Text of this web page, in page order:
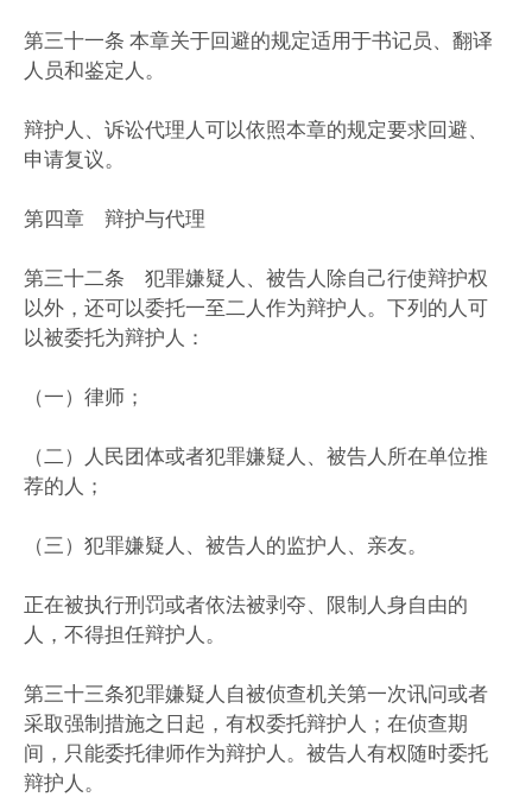
第三十一条 本章关于回避的规定适用于书记员、翻译
人员和鉴定人。
辩护人、诉讼代理人可以依照本章的规定要求回避、
申请复议。
第四章 辩护与代理
第三十二条 犯罪嫌疑人、被告人除自己行使辩护权
以外，还可以委托一至二人作为辩护人。下列的人可
以被委托为辩护人：
（一）律师；
（二）人民团体或者犯罪嫌疑人、被告人所在单位推
荐的人；
（三）犯罪嫌疑人、被告人的监护人、亲友。
正在被执行刑罚或者依法被剥夺、限制人身自由的
人，不得担任辩护人。
第三十三条犯罪嫌疑人自被侦查机关第一次讯问或者
采取强制措施之日起，有权委托辩护人；在侦查期
间，只能委托律师作为辩护人。被告人有权随时委托
辩护人。